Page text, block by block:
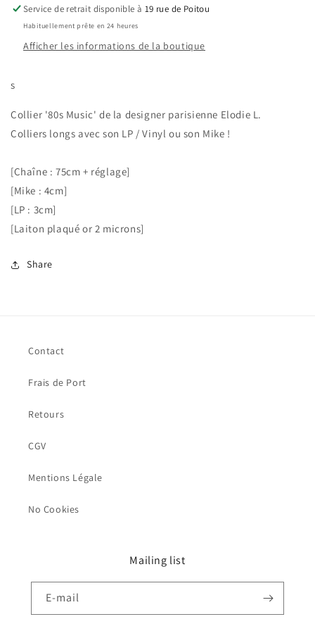
Service de retrait disponible à 19 rue de Poitou
Habituellement prête en 24 heures
Afficher les informations de la boutique
s
Collier '80s Music' de la designer parisienne Elodie L.
Colliers longs avec son LP / Vinyl ou son Mike !
[Chaîne : 75cm + réglage]
[Mike : 4cm]
[LP : 3cm]
[Laiton plaqué or 2 microns]
Share
Contact
Frais de Port
Retours
CGV
Mentions Légale
No Cookies
Mailing list
E-mail